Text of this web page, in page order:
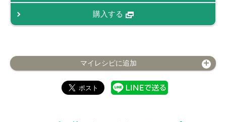
購入する
マイレシピに追加